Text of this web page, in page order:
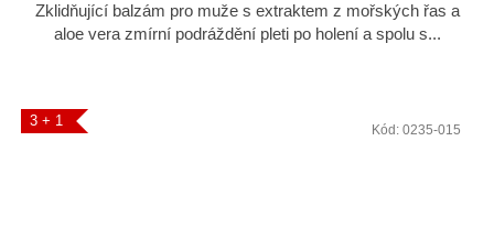
Zklidňující balzám pro muže s extraktem z mořských řas a
aloe vera zmírní podráždění pleti po holení a spolu s...
3 + 1
Kód: 0235-015